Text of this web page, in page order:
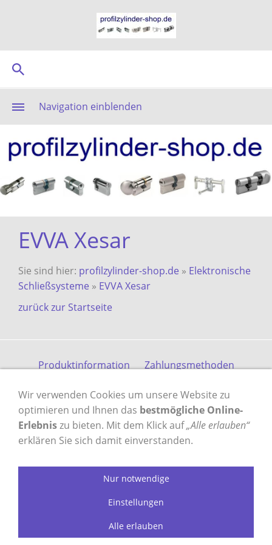
Navigation einblenden
EVVA Xesar
Sie sind hier: profilzylinder-shop.de » Elektronische
Schließsysteme » EVVA Xesar
zurück zur Startseite
Produktinformation
Zahlungsmethoden
Datenschutz
Impressum
VERTRAG WIDERRUFEN
profilzylinder-shop.de - das Original
seit 2003
Wir verwenden Cookies um unsere Website zu
optimieren und Ihnen das bestmögliche Online-
Erlebniszu bieten. Mit dem Klick auf„Alle erlauben“
erklären Sie sich damit einverstanden.
Nur notwendige
Einstellungen
Alle erlauben